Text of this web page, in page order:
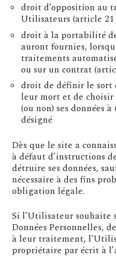
droit d’opposition au
Utilisateurs (article 21
droit à la portabilité
auront fournies,
traitements
ou sur un contrat
droit de définir le sort
leur mort et de
(ou non) ses données
désigné
Dès que le site a
à défaut d’instructions
détruire ses données,
nécessaire à des fins
obligation légale.
Si l’Utilisateur souhaite
Données Personnelles,
à leur traitement,
propriétaire par écrit à